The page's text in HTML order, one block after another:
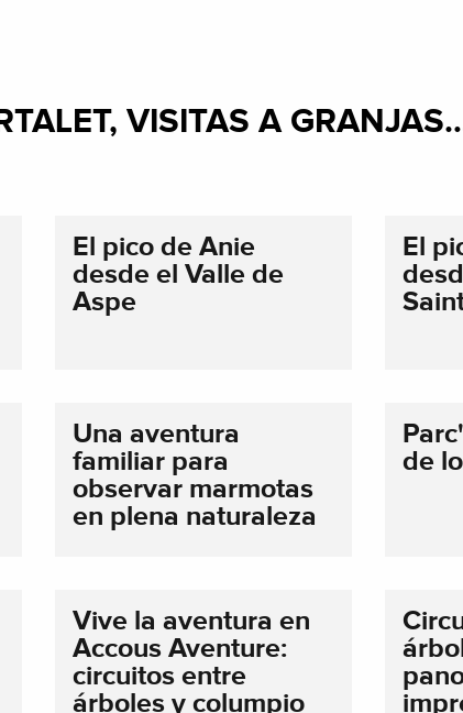
VISITAS A
El pico de Anie
desde el Valle de
Aspe
El
Una aventura
familiar para
observar marmotas
en plena naturaleza
de
Vive la aventura en
Accous Aventure:
circuitos entre
árboles y columpio